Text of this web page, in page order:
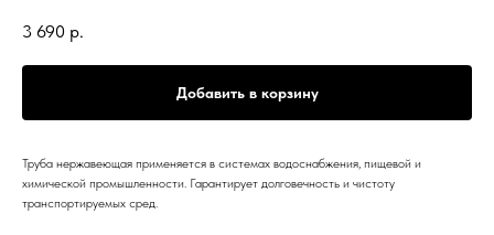
3 690 р.
Добавить в корзину
Труба нержавеющая применяется в системах водоснабжения, пищевой и
химической промышленности. Гарантирует долговечность и чистоту
транспортируемых сред.